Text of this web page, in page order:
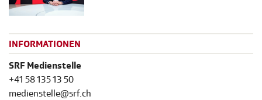
INFORMATIONEN
SRF Medienstelle
+41 58 135 13 50
medienstelle@srf.ch